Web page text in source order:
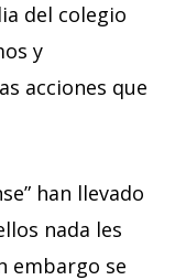
del colegio
y
acciones que
han llevado
nada les
embargo se